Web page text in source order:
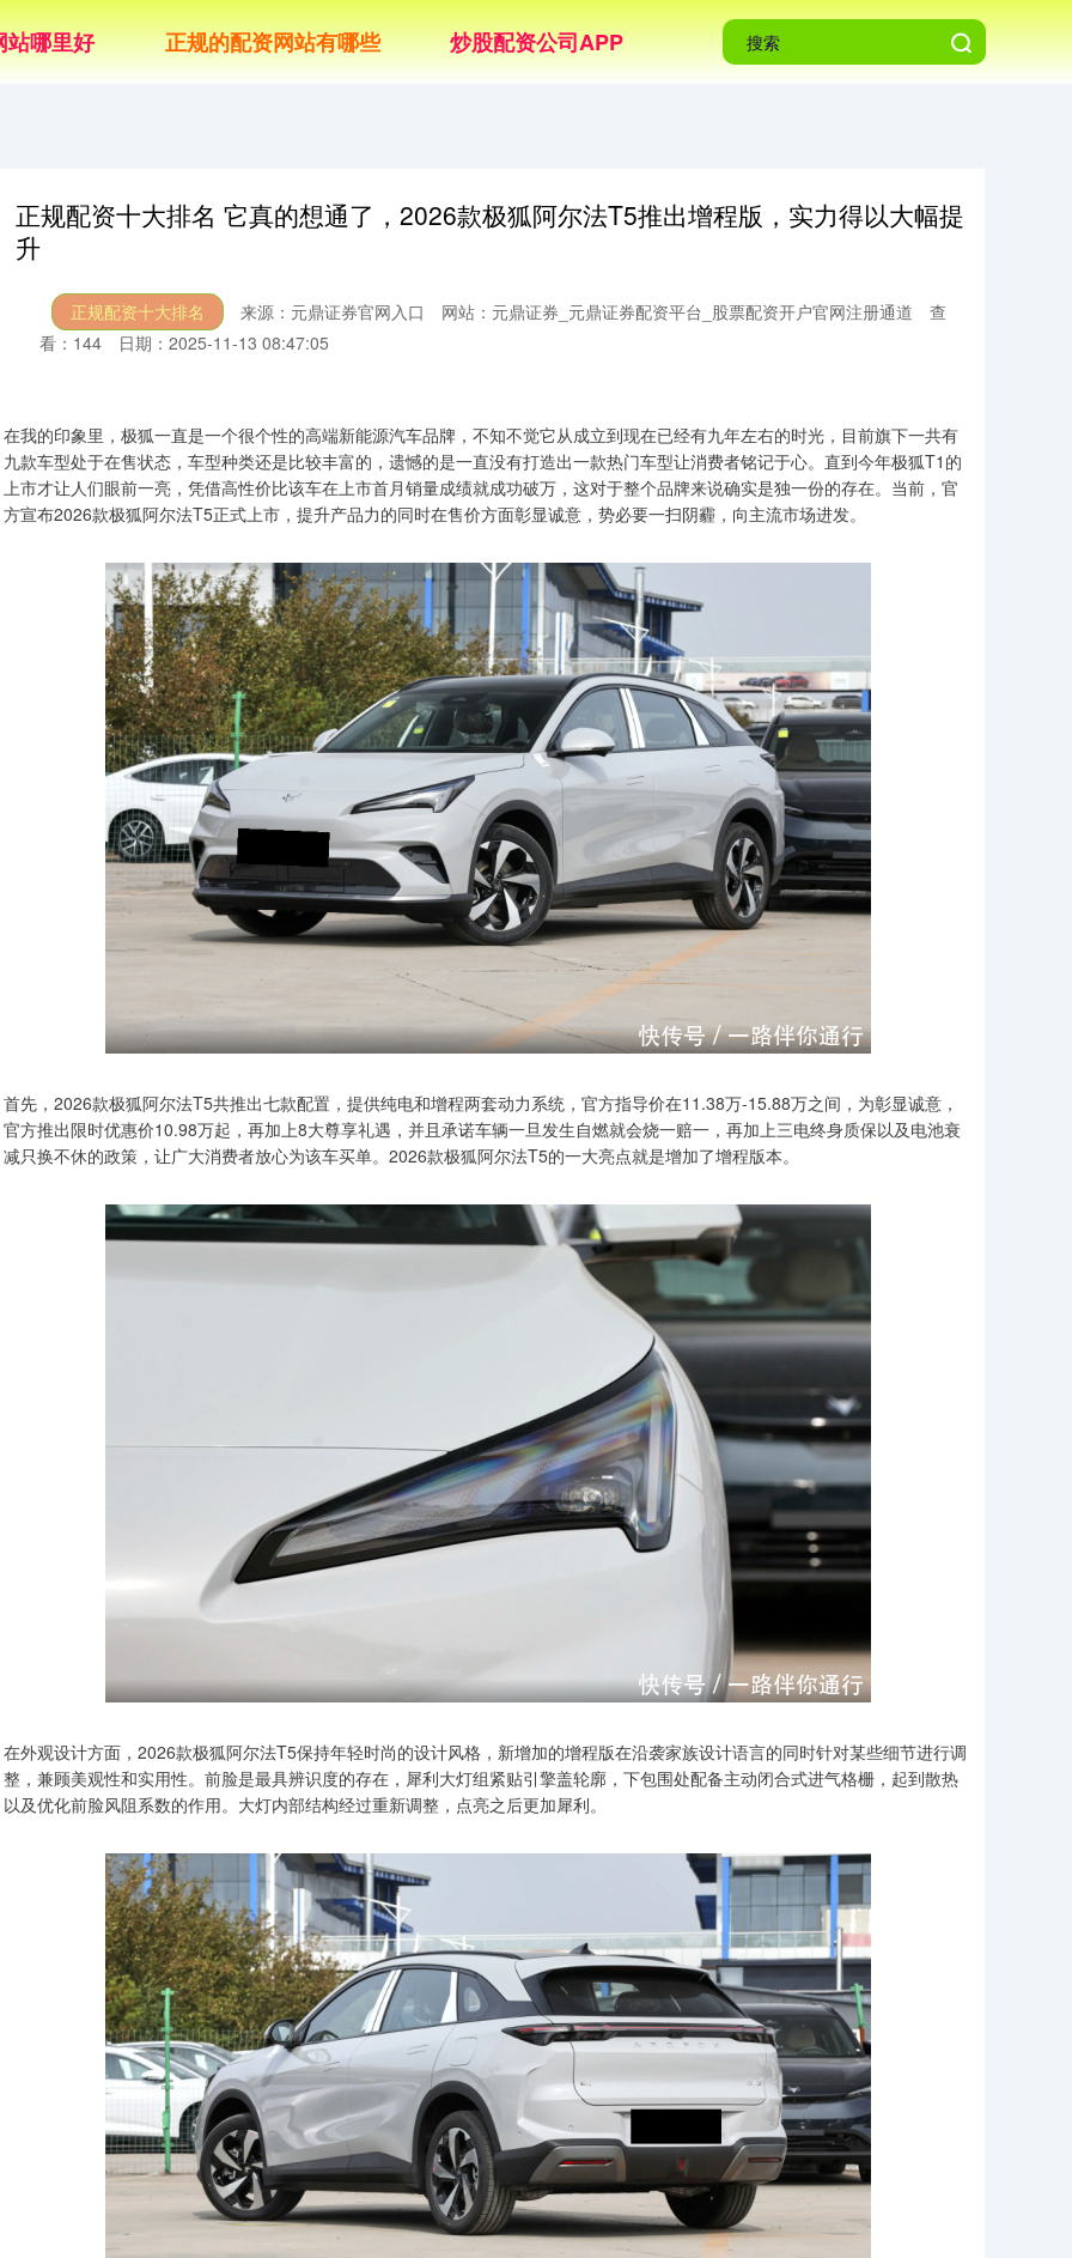
站哪里好 正规的配资网站有哪些 炒股配资公司APP
正规配资十大排名 它真的想通了，2026款极狐阿尔法T5推出增程版，实力得以大幅提
升
正规配资十大排名 来源：元鼎证券官网入口 网站：元鼎证券_元鼎证券配资平台_股票配资开户官网注册通道
查
看：144
日期：2025-11-13 08:47:05
在我的印象里，极狐一直是一个很个性的高端新能源汽车品牌，不知不觉它从成立到现在已经有九年左右的时光，目前旗下一共有
九款车型处于在售状态，车型种类还是比较丰富的，遗憾的是一直没有打造出一款热门车型让消费者铭记于心。直到今年极狐T1的
上市才让人们眼前一亮，凭借高性价比该车在上市首月销量成绩就成功破万，这对于整个品牌来说确实是独一份的存在。当前，官
方宣布2026款极狐阿尔法T5正式上市，提升产品力的同时在售价方面彰显诚意，势必要一扫阴霾，向主流市场进发。
首先，2026款极狐阿尔法T5共推出七款配置，提供纯电和增程两套动力系统，官方指导价在11.38万-15.88万之间，为彰显诚意，
官方推出限时优惠价10.98万起，再加上8大尊享礼遇，并且承诺车辆一旦发生自燃就会烧一赔一，再加上三电终身质保以及电池衰
减只换不休的政策，让广大消费者放心为该车买单。2026款极狐阿尔法T5的一大亮点就是增加了增程版本。
在外观设计方面，2026款极狐阿尔法T5保持年轻时尚的设计风格，新增加的增程版在沿袭家族设计语言的同时针对某些细节进行调
整，兼顾美观性和实用性。前脸是最具辨识度的存在，犀利大灯组紧贴引擎盖轮廓，下包围处配备主动闭合式进气格栅，起到散热
以及优化前脸风阻系数的作用。大灯内部结构经过重新调整，点亮之后更加犀利。